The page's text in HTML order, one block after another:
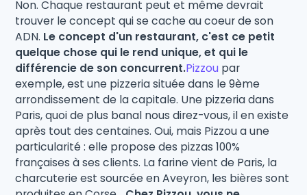
Non. Chaque restaurant peut et même devrait
trouver le concept qui se cache au coeur de son
ADN. Le concept d'un restaurant, c'est ce petit
quelque chose qui le rend unique, et qui le
différencie de son concurrent.Pizzou par
exemple, est une pizzeria située dans le 9ème
arrondissement de la capitale. Une pizzeria dans
Paris, quoi de plus banal nous direz-vous, il en existe
après tout des centaines. Oui, mais Pizzou a une
particularité : elle propose des pizzas 100%
françaises à ses clients. La farine vient de Paris, la
charcuterie est sourcée en Aveyron, les bières sont